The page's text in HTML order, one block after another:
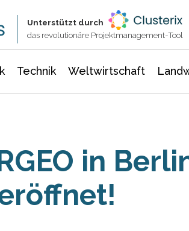
Unterstützt durch
das revolutionäre Projektmanagement-Tool
Technik Weltwirtschaft
in